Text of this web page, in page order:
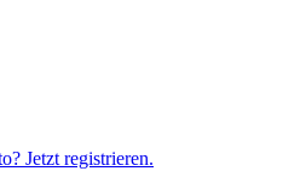
Jetzt registrieren.